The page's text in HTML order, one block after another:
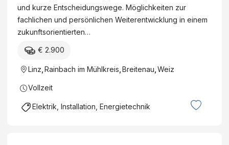
und kurze Entscheidungswege. Möglichkeiten zur
fachlichen und persönlichen Weiterentwicklung in einem
zukunftsorientierten…
€ 2.900
Linz Rainbach im Mühlkreis Breitenau Weiz
Vollzeit
Elektrik, Installation, Energietechnik